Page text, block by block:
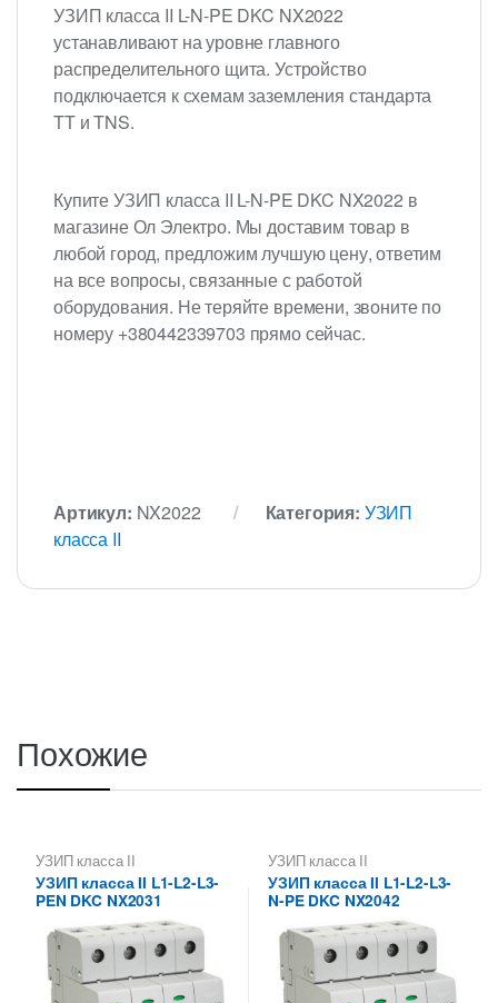
УЗИП класса II L-N-PE DKC NX2022
устанавливают на уровне главного
распределительного щита. Устройство
подключается к схемам заземления стандарта
TT и TNS.
Купите УЗИП класса II L-N-PE DKC NX2022 в
магазине Ол Электро. Мы доставим товар в
любой город, предложим лучшую цену, ответим
на все вопросы, связанные с работой
оборудования. Не теряйте времени, звоните по
номеру +380442339703 прямо сейчас.
Артикул: NX2022 Категория: УЗИП
класса II
Похожие
УЗИП класса II
УЗИП класса II L1-L2-L3-
PEN DKC NX2031
УЗИП класса II
УЗИП класса II L1-L2-L3-
N-PE DKC NX2042